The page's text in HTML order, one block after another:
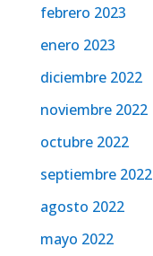
febrero 2023
enero 2023
diciembre 2022
noviembre 2022
octubre 2022
septiembre 2022
agosto 2022
mayo 2022